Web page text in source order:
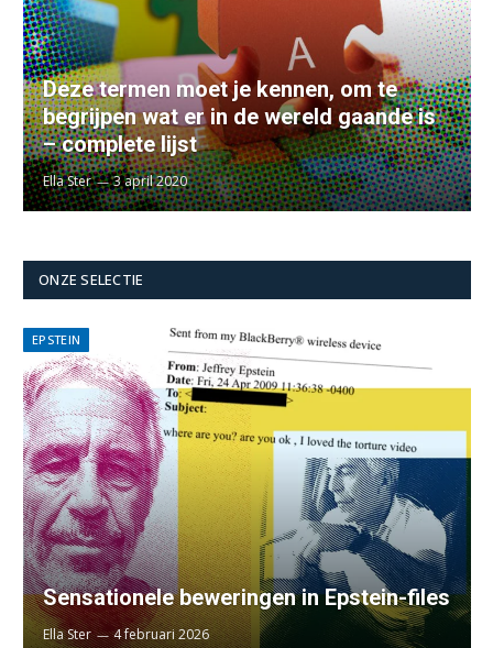
Deze termen moet je kennen, om te
begrijpen wat er in de wereld gaande is
– complete lijst
Ella Ster 3 april 2020
ONZE SELECTIE
EPSTEIN
Sensationele beweringen in Epstein-files
Ella Ster 4 februari 2026